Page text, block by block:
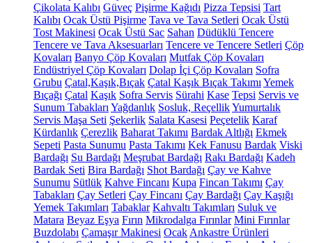
Çikolata Kalıbı Güveç Pişirme Kağıdı Pizza Tepsisi Tart
Kalıbı Ocak Üstü Pişirme Tava ve Tava Setleri Ocak Üstü
Tost Makinesi Ocak Üstü Sac Sahan Düdüklü Tencere
Tencere ve Tava Aksesuarları Tencere ve Tencere Setleri Çöp
Kovaları Banyo Çöp Kovaları Mutfak Çöp Kovaları
Endüstriyel Çöp Kovaları Dolap İçi Çöp Kovaları Sofra
Grubu Çatal,Kaşık,Bıçak Çatal Kaşık Bıçak Takımı Yemek
Bıçağı Çatal Kaşık Sofra Servis Sürahi Kase Tepsi Servis ve
Sunum Tabakları Yağdanlık Sosluk, ReçellikYumurtalık
Servis Maşa Seti Şekerlik Salata Kasesi Peçetelik Karaf
Kürdanlık Çerezlik Baharat Takımı Bardak Altlığı Ekmek
Sepeti Pasta Sunumu Pasta Takımı Kek Fanusu Bardak Viski
Bardağı Su Bardağı Meşrubat Bardağı Rakı Bardağı Kadeh
Bardak Seti Bira Bardağı Shot Bardağı Çay ve Kahve
Sunumu Sütlük Kahve Fincanı Kupa Fincan Takımı Çay
Tabakları Çay Setleri Çay Fincanı Çay Bardağı Çay Kaşığı
Yemek Takımları Tabaklar Kahvaltı Takımları Suluk ve
Matara Beyaz Eşya Fırın Mikrodalga Fırınlar Mini Fırınlar
Buzdolabı Çamaşır Makinesi Ocak Ankastre Ürünleri